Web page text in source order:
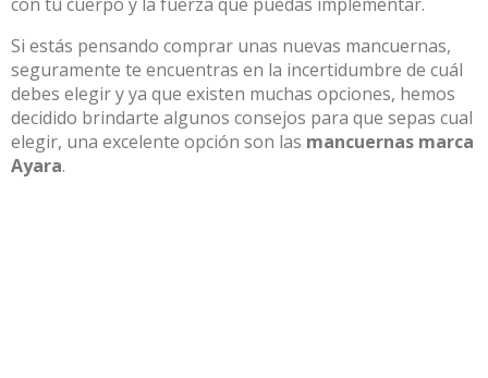
Si estás pensando comprar unas nuevas mancuernas,
seguramente te encuentras en la incertidumbre de cuál
debes elegir y ya que existen muchas opciones, hemos
decidido brindarte algunos consejos para que sepas cual
elegir, una excelente opción son las mancuernas marca
Ayara.